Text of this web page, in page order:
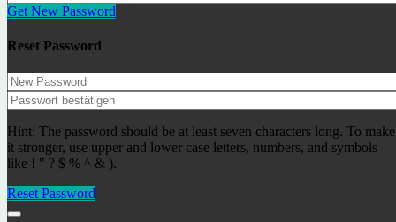
Get New Password
Reset Password
Hint: The password should be at least seven characters long. To make
it stronger, use upper and lower case letters, numbers, and symbols
like ! " ? $ % ^ & ).
Reset Password
Lloret de Mar- Fenals ref: LM-019
170€
Luxury Villa for Sale in Lloret de Mar — Costa Brava -
Haruco
1589000€